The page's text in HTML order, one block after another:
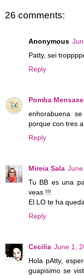
26 comments:
Anonymous
Patty, sei
Reply
Pomba
enhorabuena
porque con tres
Reply
Mireia Sala
Tu BB es una
veas !!!
El LO te ha
Reply
Cecilia June 1,
Hola pAtty,
guapisimo se